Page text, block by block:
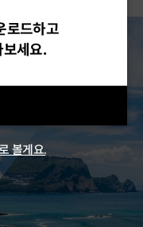
로드하고
세요.
볼게요.